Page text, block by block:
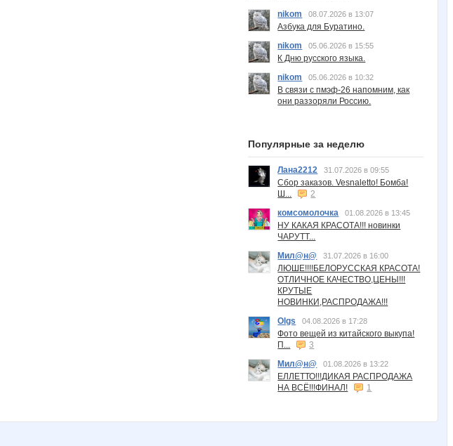
nikom
08.07.2026 в 13:07
Азбука для Буратино.
nikom
05.06.2026 в 15:55
К Дню русского языка.
nikom
05.06.2026 в 10:32
В связи с пмэф-26 напомним, как
они раззоряли Россию.
Популярные за неделю
Лана2212 31.07.2026 в 09:55
Сбор заказов. Vesnaletto! Бомба!
Ш...
2
комсомолочка
01.08.2026 в 13:45
НУ КАКАЯ КРАСОТА!!! новинки
ЧАРУТТ...
Мил@н@
31.07.2026 в 16:00
ЛЮШЕ!!!!БЕЛОРУССКАЯ КРАСОТА!
ОТЛИЧНОЕ КАЧЕСТВО,ЦЕНЫ!!!
КРУТЫЕ
НОВИНКИ,РАСПРОДАЖА!!!
Olgs
04.08.2026 в 17:28
Фото вещей из китайского выкупа!
П...
3
Мил@н@
01.08.2026 в 13:22
ЕЛЛЕТТО!!!ДИКАЯ РАСПРОДАЖА
НА ВСЁ!!!ФИНАЛ!
1